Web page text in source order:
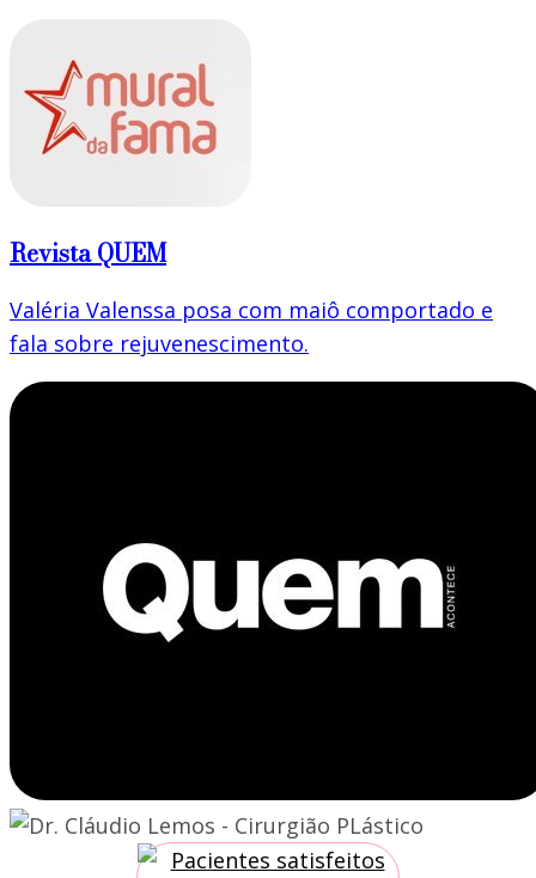
Revista QUEM
Valéria Valenssa posa com maiô comportado e
fala sobre rejuvenescimento.